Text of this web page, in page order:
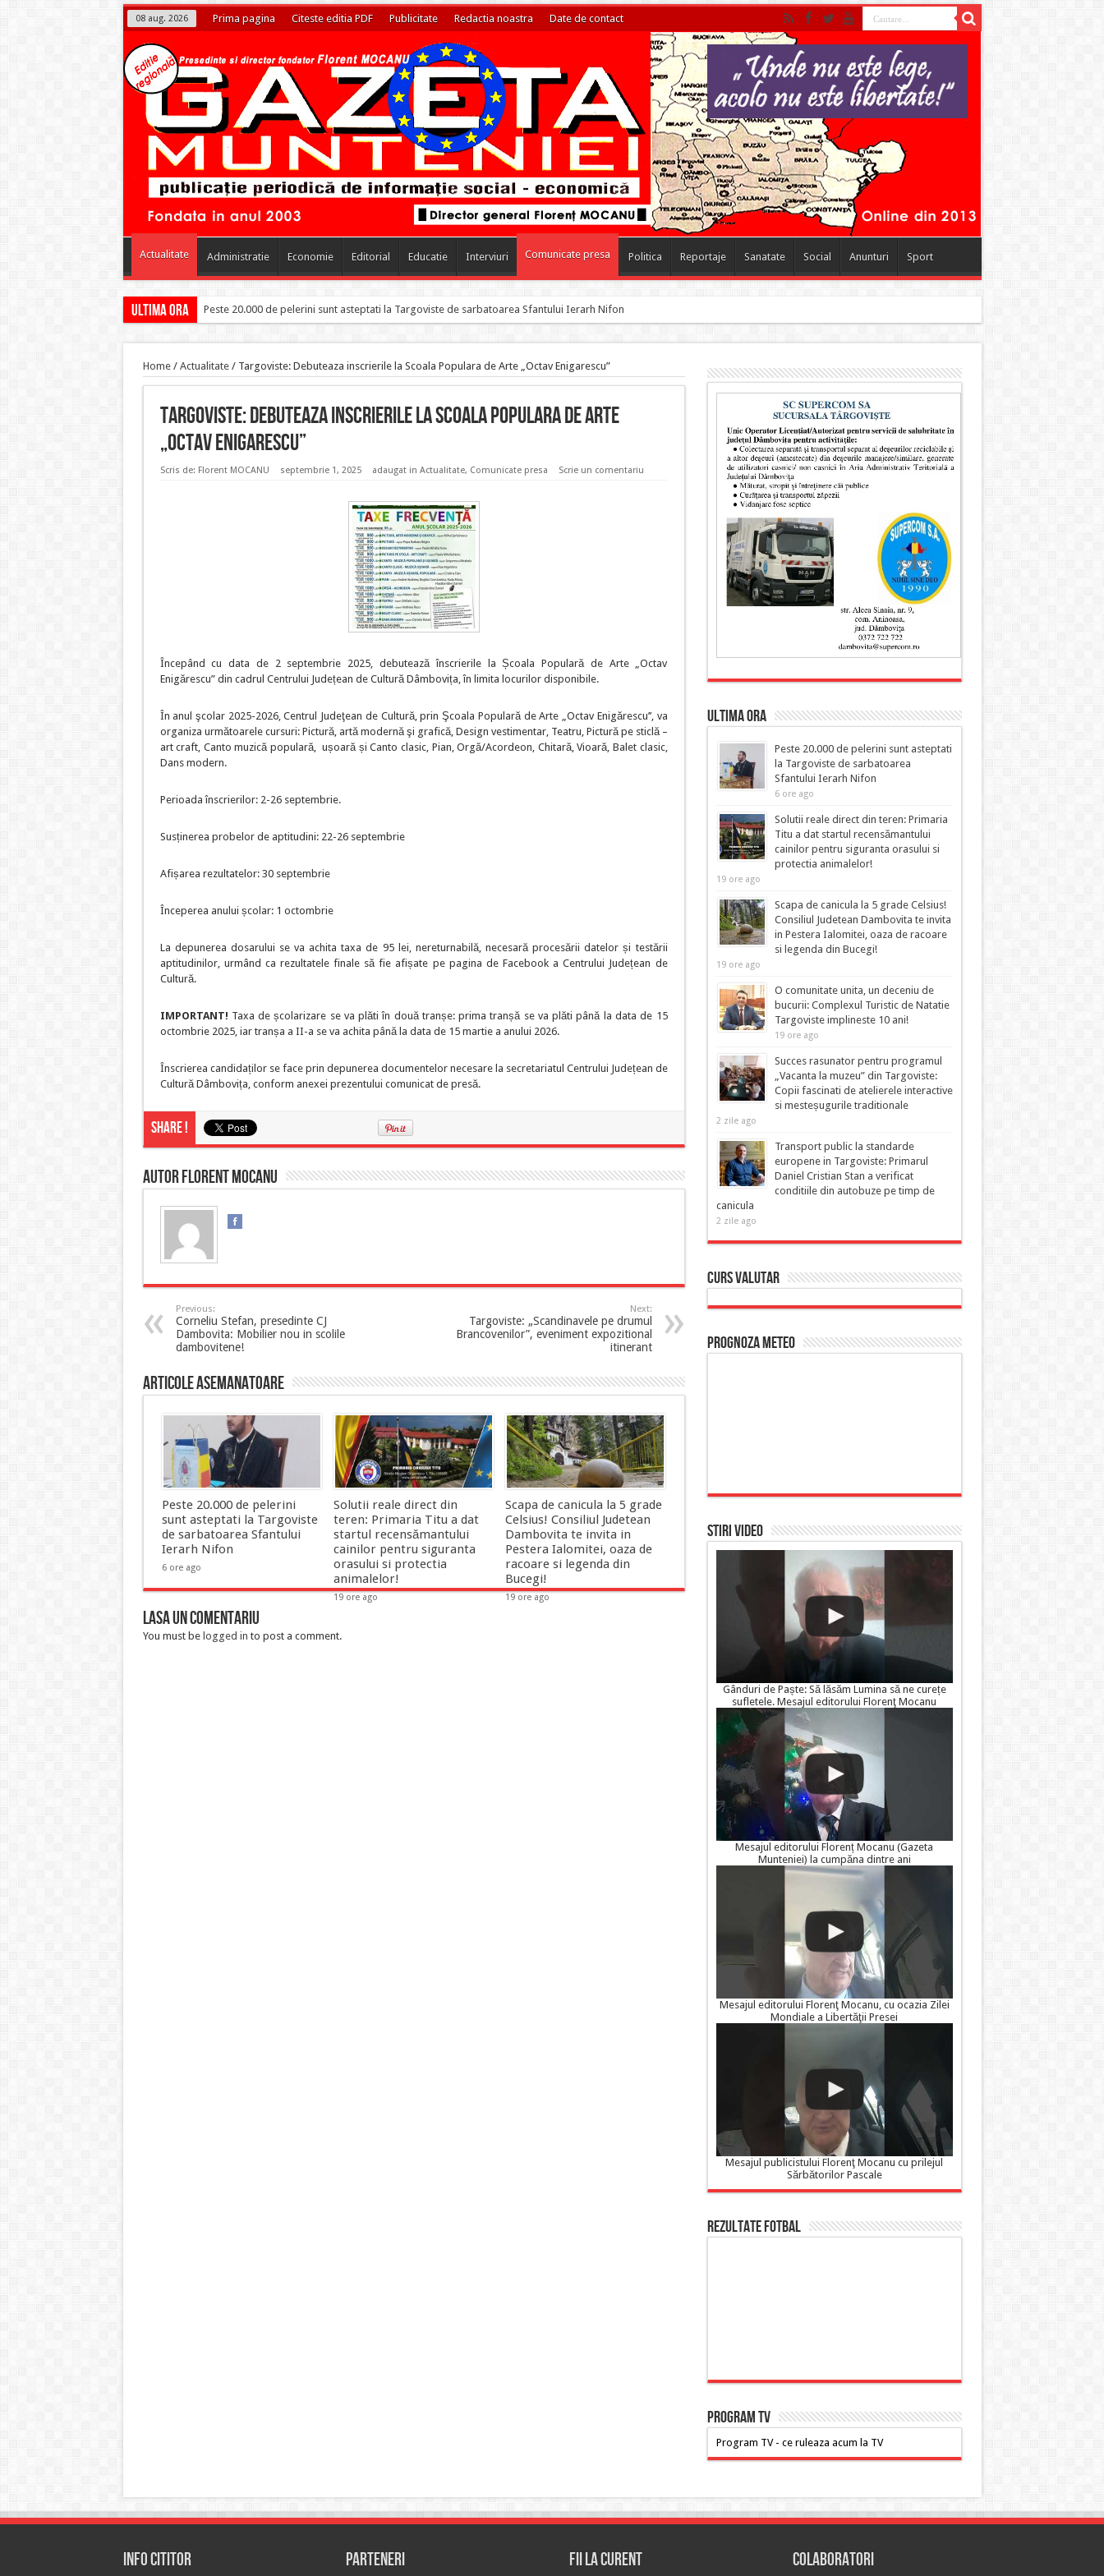
08 aug. 2026 Prima pagina Citeste editia PDF Publicitate Redactia noastra Date de contact
Actualitate Administratie Economie Editorial Educatie Interviuri Comunicate presa Politica Reportaje Sanatate Social Anunturi Sport
Ultima ora Solutii reale direct d
Home/ Actualitate/ Targoviste: Debuteaza inscrierile la Scoala Populara de Arte „Octav Enigarescu”
Targoviste: Debuteaza inscrierile la Scoala Populara de Arte
„Octav Enigarescu”
Scris de: Florent MOCANU septembrie 1, 2025 adaugat in Actualitate, Comunicate presa Scrie un comentariu
Începând cu data de 2 septembrie 2025, debutează înscrierile la Școala Populară de Arte „Octav
Enigărescu” din cadrul Centrului Județean de Cultură Dâmbovița, în limita locurilor disponibile.
În anul şcolar 2025-2026, Centrul Judeţean de Cultură, prin Şcoala Populară de Arte „Octav Enigărescu’’, va
organiza următoarele cursuri: Pictură, artă modernă şi grafică, Design vestimentar, Teatru, Pictură pe sticlă –
art craft, Canto muzică populară, ușoară și Canto clasic, Pian, Orgă/Acordeon, Chitară, Vioară, Balet clasic,
Dans modern.
Perioada înscrierilor: 2-26 septembrie.
Susținerea probelor de aptitudini: 22-26 septembrie
Afișarea rezultatelor: 30 septembrie
Începerea anului școlar: 1 octombrie
La depunerea dosarului se va achita taxa de 95 lei, nereturnabilă, necesară procesării datelor și testării
aptitudinilor, urmând ca rezultatele finale să fie afișate pe pagina de Facebook a Centrului Județean de
Cultură.
IMPORTANT! Taxa de școlarizare se va plăti în două tranșe: prima tranșă se va plăti până la data de 15
octombrie 2025, iar tranșa a II-a se va achita până la data de 15 martie a anului 2026.
Înscrierea candidaților se face prin depunerea documentelor necesare la secretariatul Centrului Județean de
Cultură Dâmbovița, conform anexei prezentului comunicat de presă.
Share !
Autor Florent MOCANU
Previous:
Corneliu Stefan, presedinte CJ
Dambovita: Mobilier nou in scolile
dambovitene!
Next:
Targoviste: „Scandinavele pe drumul
Brancovenilor”, eveniment expozitional
itinerant
Articole asemanatoare
Peste 20.000 de pelerini
sunt asteptati la Targoviste
de sarbatoarea Sfantului
Ierarh Nifon
6 ore ago
Solutii reale direct din
teren: Primaria Titu a dat
startul recensămantului
cainilor pentru siguranta
orasului si protectia
animalelor!
19 ore ago
Scapa de canicula la 5 grade
Celsius! Consiliul Judetean
Dambovita te invita in
Pestera Ialomitei, oaza de
racoare si legenda din
Bucegi!
19 ore ago
Lasa un comentariu
You must be logged in to post a comment.
ULTIMA ORA
Peste 20.000 de pelerini sunt asteptati
la Targoviste de sarbatoarea
Sfantului Ierarh Nifon
6 ore ago
Solutii reale direct din teren: Primaria
Titu a dat startul recensămantului
cainilor pentru siguranta orasului si
protectia animalelor!
19 ore ago
Scapa de canicula la 5 grade Celsius!
Consiliul Judetean Dambovita te invita
in Pestera Ialomitei, oaza de racoare
si legenda din Bucegi!
19 ore ago
O comunitate unita, un deceniu de
bucurii: Complexul Turistic de Natatie
Targoviste implineste 10 ani!
19 ore ago
Succes rasunator pentru programul
„Vacanta la muzeu” din Targoviste:
Copii fascinati de atelierele interactive
si mesteșugurile traditionale
2 zile ago
Transport public la standarde
europene in Targoviste: Primarul
Daniel Cristian Stan a verificat
conditiile din autobuze pe timp de
canicula
2 zile ago
Curs Valutar
Prognoza Meteo
STIRI VIDEO
Gânduri de Paște: Să lăsăm Lumina să ne curețe
sufletele. Mesajul editorului Florenţ Mocanu
Mesajul editorului Florenț Mocanu (Gazeta
Munteniei) la cumpăna dintre ani
Mesajul editorului Florenţ Mocanu, cu ocazia Zilei
Mondiale a Libertăţii Presei
Mesajul publicistului Florenţ Mocanu cu prilejul
Sărbătorilor Pascale
Rezultate FOTBAL
PROGRAM TV
Program TV - ce ruleaza acum la TV
INFO CITITOR Parteneri Fii la curent Colaboratori